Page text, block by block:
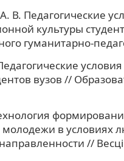
В. Педагогические
культуры
гуманитарно-
вузов //
молодежи в условиях
//